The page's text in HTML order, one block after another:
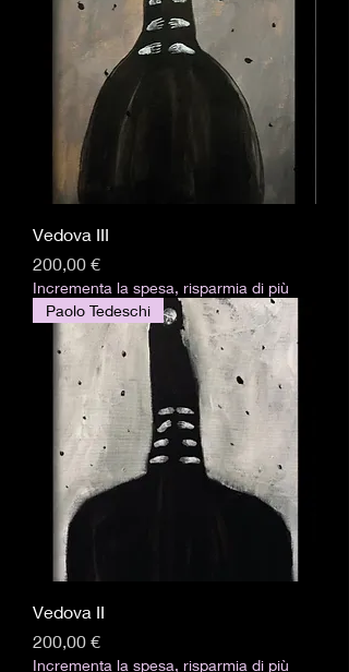
Vedova III
Precio
200,00 €
Incrementa la spesa, risparmia di più
Paolo Tedeschi
Vedova II
Precio
200,00 €
Incrementa la spesa, risparmia di più